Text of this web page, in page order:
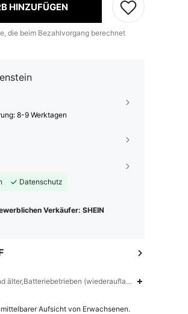
HINZUFÜGEN
die beim Bezahlvorgang berechnet
8-9 Werktagen
Datenschutz
Verkäufer: SHEIN
älter,Batteriebetrieben (wiederaufladbare
Aufsicht von Erwachsenen.